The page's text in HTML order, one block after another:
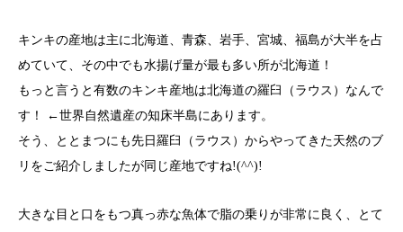
キンキの産地は主に北海道、青森、岩手、宮城、福島が大半を占
めていて、その中でも水揚げ量が最も多い所が北海道！
もっと言うと有数のキンキ産地は北海道の羅臼（ラウス）なんで
す！ ←世界自然遺産の知床半島にあります。
そう、ととまつにも先日羅臼（ラウス）からやってきた天然のブ
リをご紹介しましたが同じ産地ですね!(^^)!
大きな目と口をもつ真っ赤な魚体で脂の乗りが非常に良く、とて